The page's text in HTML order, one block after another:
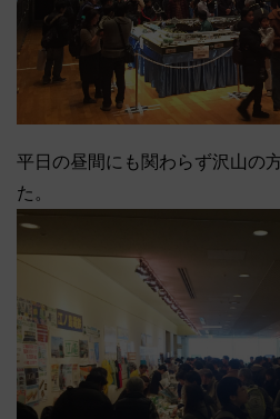
平日の昼間にも関わらず沢山の
た。